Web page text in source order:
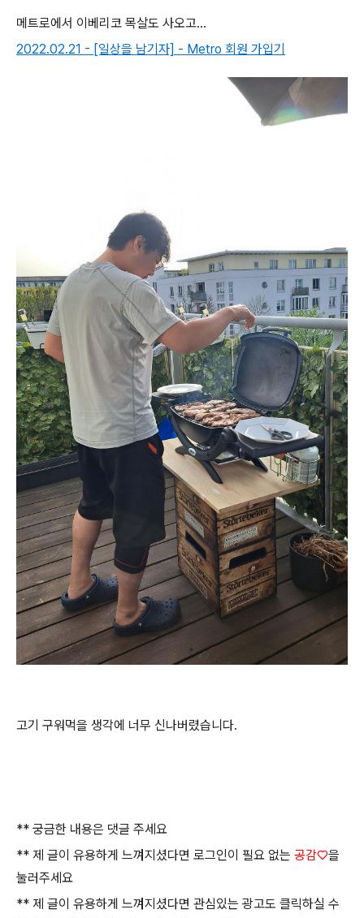
메트로에서 이베리코 목살도 사오고...
2022.02.21 - [일상을 남기자] - Metro 회원 가입기
고기 구워먹을 생각에 너무 신나버렸습니다.
** 궁금한 내용은 댓글 주세요
** 제 글이 유용하게 느껴지셨다면 로그인이 필요 없는 공감♡을
눌러주세요
** 제 글이 유용하게 느껴지셨다면 관심있는 광고도 클릭하실 수